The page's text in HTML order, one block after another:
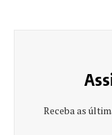
Receba as